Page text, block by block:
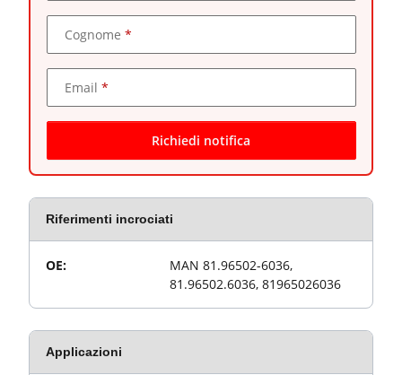
Cognome
Email
Richiedi notifica
Riferimenti incrociati
Proprietà articolo
Valore
OE:
MAN 81.96502-6036,
81.96502.6036, 81965026036
Applicazioni